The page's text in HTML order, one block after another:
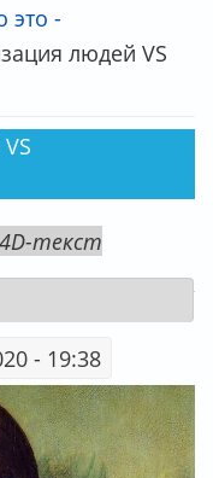
это -
людей VS
текст
- 19:38